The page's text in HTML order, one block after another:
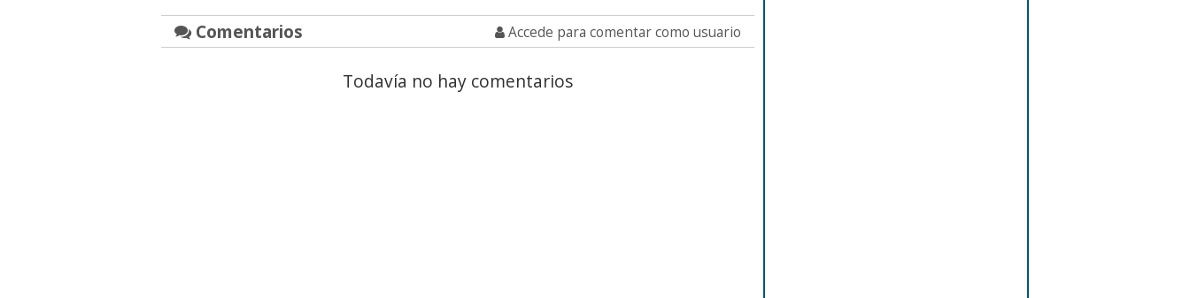
Comentarios Accede para comentar como usuario
Todavía no hay comentarios